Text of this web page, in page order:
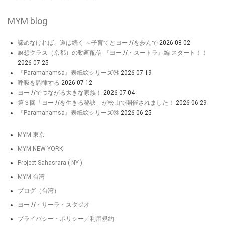
MYM blog
諦めなければ、道は続く ～子育てとヨーガを歩んで 2026-08-02
瞑想クラス（京都）の動画配信 『ヨーガ・スートラ』編 スタート！！
2026-07-25
『Paramahamsa』表紙絵シリーズ㉔ 2026-07-19
呼吸を調律する 2026-07-12
ヨーガでつながる大きな家族！
2026-07-04
第３回「ヨーガを生きる秘訣」が松山で開催されました！
2026-06-29
『Paramahamsa』表紙絵シリーズ㉓ 2026-06-25
MYM 東京
MYM NEW YORK
Project Sahasrara ( NY )
MYM 台湾
ブログ（台湾）
ヨーガ・サーラ・スタジオ
プライバシー・ポリシー／利用規約